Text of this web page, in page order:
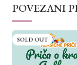
POVEZANI
SOLD OUT